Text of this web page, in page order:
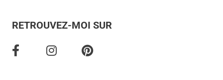
RETROUVEZ-MOI SUR